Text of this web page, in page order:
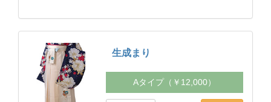
生成まり
Aタイプ（￥12,000）